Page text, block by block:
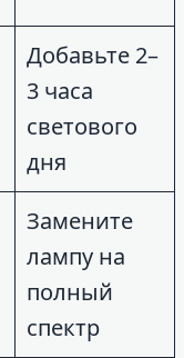
Добавьте 2–
3 часа
светового
дня
Замените
лампу на
полный
спектр